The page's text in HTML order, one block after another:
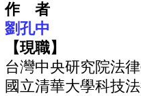
作 者
劉孔中
【現職】
台灣中央研究院法
國立清華大學科技